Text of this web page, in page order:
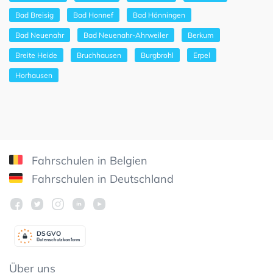
Bad Breisig Bad Honnef Bad Hönningen
Bad Neuenahr Bad Neuenahr-Ahrweiler Berkum
Breite Heide Bruchhausen Burgbrohl Erpel
Horhausen
Fahrschulen in Belgien
Fahrschulen in Deutschland
Datenschutzkonform
DSGVO
Über uns